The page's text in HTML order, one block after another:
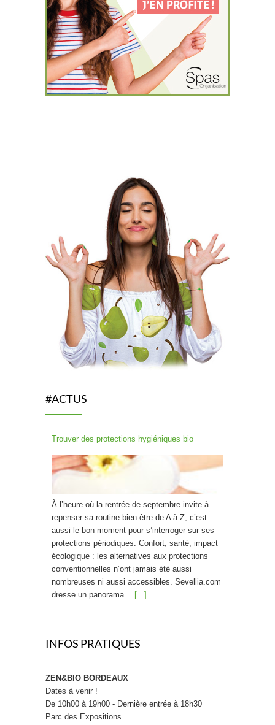
#ACTUS
Trouver des protections hygiéniques bio
À l’heure où la rentrée de septembre invite à
repenser sa routine bien-être de A à Z, c’est
aussi le bon moment pour s’interroger sur ses
protections périodiques. Confort, santé, impact
écologique : les alternatives aux protections
conventionnelles n’ont jamais été aussi
nombreuses ni aussi accessibles. Sevellia.com
dresse un panorama… [...]
Craquer pour un bonbon sans culpabiliser, et
donner à ses enfants le goût du sain plutôt que
celui du sucre blanc raffiné : c’est la promesse
INFOS PRATIQUES
ZEN&BIO BORDEAUX
Dates à venir !
De 10h00 à 19h00 - Dernière entrée à 18h30
Parc des Expositions